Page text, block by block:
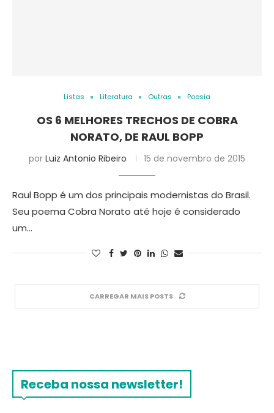
Listas Literatura Outras Poesia
OS 6 MELHORES TRECHOS DE COBRA
NORATO, DE RAUL BOPP
por Luiz Antonio Ribeiro 15 de novembro de 2015
Raul Bopp é um dos principais modernistas do Brasil.
Seu poema Cobra Norato até hoje é considerado
um…
CARREGAR MAIS POSTS
Receba nossa newsletter!